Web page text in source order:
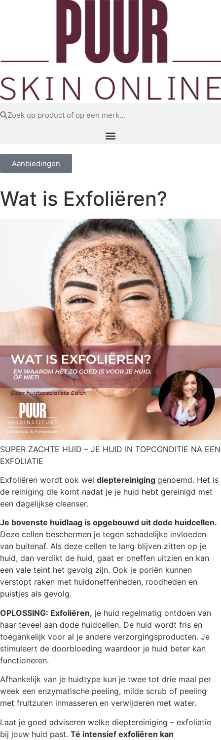
Aanbiedingen
Wat is Exfoliëren?
SUPER ZACHTE HUID – JE HUID IN TOPCONDITIE NA EEN
EXFOLIATIE
Exfoliëren wordt ook wel dieptereiniging genoemd. Het is
de reiniging die komt nadat je je huid hebt gereinigd met
een dagelijkse cleanser.
Je bovenste huidlaag is opgebouwd uit dode huidcellen.
Deze cellen beschermen je tegen schadelijke invloeden
van buitenaf. Als deze cellen te lang blijven zitten op je
huid, dan verdikt de huid, gaat er oneffen uitzien en kan
een vale teint het gevolg zijn. Ook je poriën kunnen
verstopt raken met huidoneffenheden, roodheden en
puistjes als gevolg.
OPLOSSING: Exfoliëren, je huid regelmatig ontdoen van
haar teveel aan dode huidcellen. De huid wordt fris en
toegankelijk voor al je andere verzorgingsproducten. Je
stimuleert de doorbloeding waardoor je huid beter kan
functioneren.
Afhankelijk van je huidtype kun je twee tot drie maal per
week een enzymatische peeling, milde scrub of peeling
met fruitzuren inmasseren en verwijderen met water.
Laat je goed adviseren welke dieptereiniging – exfoliatie
bij jouw huid past. Té intensief exfoliëren kan